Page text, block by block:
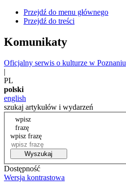
Przejdź do menu głównego
Przejdź do treści
Komunikaty
Oficjalny serwis o kulturze w Poznaniu
|
PL
polski
english
szukaj artykułów i wydarzeń
wpisz
frazę
wpisz frazę
Wyszukaj
Dostępność
Wersja kontrastowa